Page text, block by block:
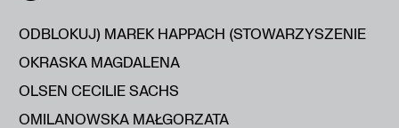
ODBLOKUJ) MAREK HAPPACH (STOWARZYSZENIE
OKRASKA MAGDALENA
OLSEN CECILIE SACHS
OMILANOWSKA MAŁGORZATA